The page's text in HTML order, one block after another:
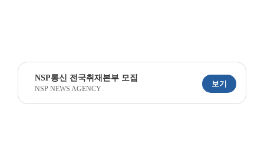
NSP통신 전국취재본부 모집
NSP NEWS AGENCY
보기